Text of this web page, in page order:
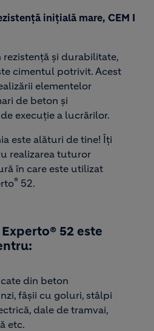
inițială mare, CEM I
și durabilitate,
cimentul potrivit. Acest
elementelor
de beton și
execuție a lucrărilor.
este alături de tine! Îți
realizarea tuturor
în care este utilizat
® 52.
52 este
din beton
fâșii cu goluri, stâlpi
dale de tramvai,
etc.